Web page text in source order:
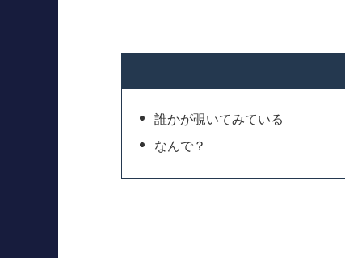
誰かが覗いてみている
なんで？